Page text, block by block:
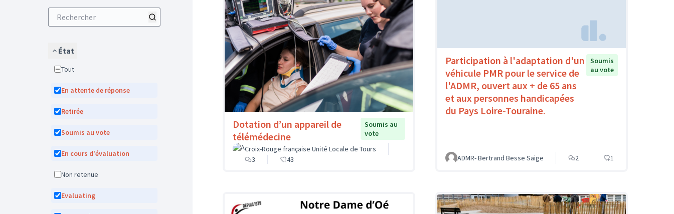
État
Tout
En attente de réponse
Retirée
Soumis au vote
En cours d'évaluation
Non retenue
Evaluating
Dotation d’un appareil de
télémédecine
Soumis au
vote
Croix-Rouge française Unité Locale de Tours
3
43
Participation à l'adaptation d'un
véhicule PMR pour le service de
l'ADMR, ouvert aux + de 65 ans
et aux personnes handicapées
du Pays Loire-Touraine.
Soumis
au vote
ADMR- Bertrand Besse Saige 2 1